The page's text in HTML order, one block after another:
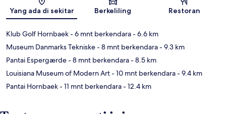
Peta
Yang ada di sekitar Berkeliling Restoran
Klub Golf Hornbaek- 6 mnt berkendara- 6.6 km
Museum Danmarks Tekniske- 8 mnt berkendara- 9.3 km
Pantai Espergærde- 8 mnt berkendara- 8.5 km
Louisiana Museum of Modern Art- 10 mnt berkendara- 9.4 km
Pantai Hornbaek- 11 mnt berkendara- 12.4 km